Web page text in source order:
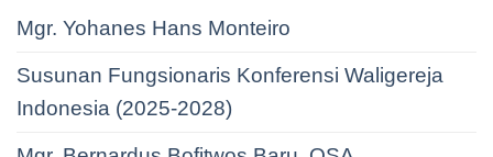
Mgr. Yohanes Hans Monteiro
Susunan Fungsionaris Konferensi Waligereja
Indonesia (2025-2028)